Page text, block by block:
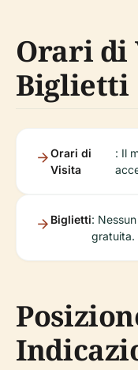
Orari di
Biglietti
Orari di
Visita
: Il
Biglietti:
gratuita.